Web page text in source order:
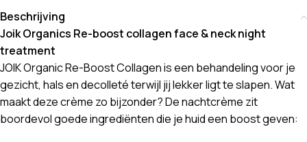
Beschrijving
Joik Organics Re-boost collagen face & neck night
treatment
JOIK Organic Re-Boost Collagen is een behandeling voor je
gezicht, hals en decolleté terwijl jij lekker ligt te slapen. Wat
maakt deze crème zo bijzonder? De nachtcrème zit
boordevol goede ingrediënten die je huid een boost geven: